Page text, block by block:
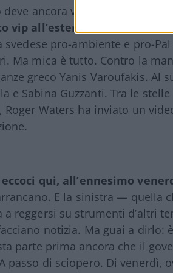
deve ancora venire. Sì, perché
vip all’estero
svedese pro-ambiente e pro-
Ma mica è tutto. Contro la
greco Yanis Varoufakis. Al
e Sabina Guzzanti. Tra le
Roger Waters ha inviato un
qui, all’ennesimo
E la sinistra — quella
a reggersi su strumenti d’altri
notizia. Ma guai a dirlo:
parte prima ancora che il
passo di sciopero. Di venerdì,